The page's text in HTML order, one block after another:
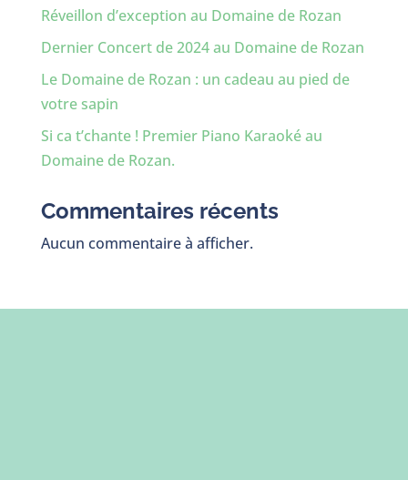
Réveillon d’exception au Domaine de Rozan
Dernier Concert de 2024 au Domaine de Rozan
Le Domaine de Rozan : un cadeau au pied de
votre sapin
Si ca t’chante ! Premier Piano Karaoké au
Domaine de Rozan.
Commentaires récents
Aucun commentaire à afficher.